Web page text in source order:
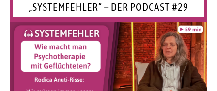
„SYSTEMFEHLER“ – DER PODCAST #29